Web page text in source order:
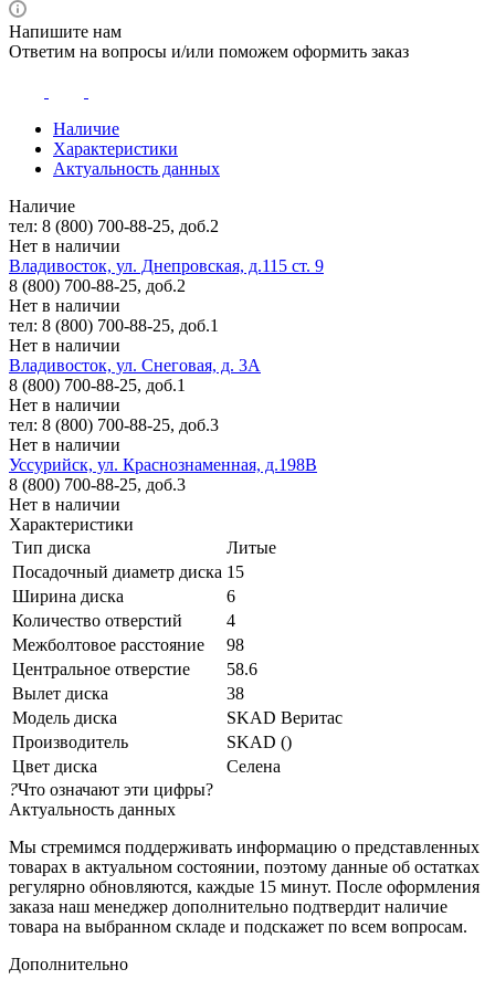
Напишите нам
Ответим на вопросы и/или поможем оформить заказ
Наличие
Характеристики
Актуальность данных
Наличие
тел: 8 (800) 700-88-25, доб.2
Нет в наличии
Владивосток, ул. Днепровская, д.115 ст. 9
8 (800) 700-88-25, доб.2
Нет в наличии
тел: 8 (800) 700-88-25, доб.1
Нет в наличии
Владивосток, ул. Снеговая, д. 3А
8 (800) 700-88-25, доб.1
Нет в наличии
тел: 8 (800) 700-88-25, доб.3
Нет в наличии
Уссурийск, ул. Краснознаменная, д.198В
8 (800) 700-88-25, доб.3
Нет в наличии
Характеристики
Тип диска
Литые
Посадочный диаметр диска 15
Ширина диска
6
Количество отверстий
4
Межболтовое расстояние
98
Центральное отверстие
58.6
Вылет диска
38
Модель диска
SKAD Веритас
Производитель
SKAD ()
Цвет диска
Селена
?Что означают эти цифры?
Актуальность данных
Мы стремимся поддерживать информацию о представленных
товарах в актуальном состоянии, поэтому данные об остатках
регулярно обновляются, каждые 15 минут. После оформления
заказа наш менеджер дополнительно подтвердит наличие
товара на выбранном складе и подскажет по всем вопросам.
Дополнительно